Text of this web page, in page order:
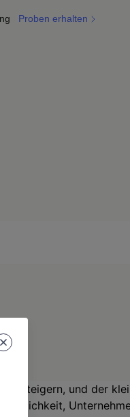
Proben erhalten
steigern, und der